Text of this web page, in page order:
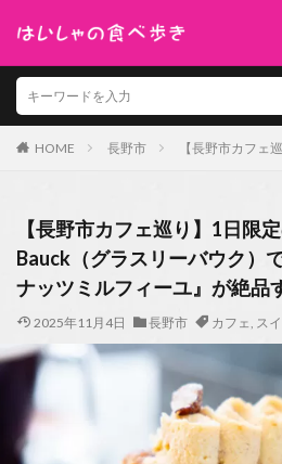
HOME 長野市 【長野市カフェ
【長野市カフェ巡り】1日限
Bauck（グラスリーバウク）
ナッツミルフィーユ』が絶品
2025年11月4日 長野市 カフェ, ス